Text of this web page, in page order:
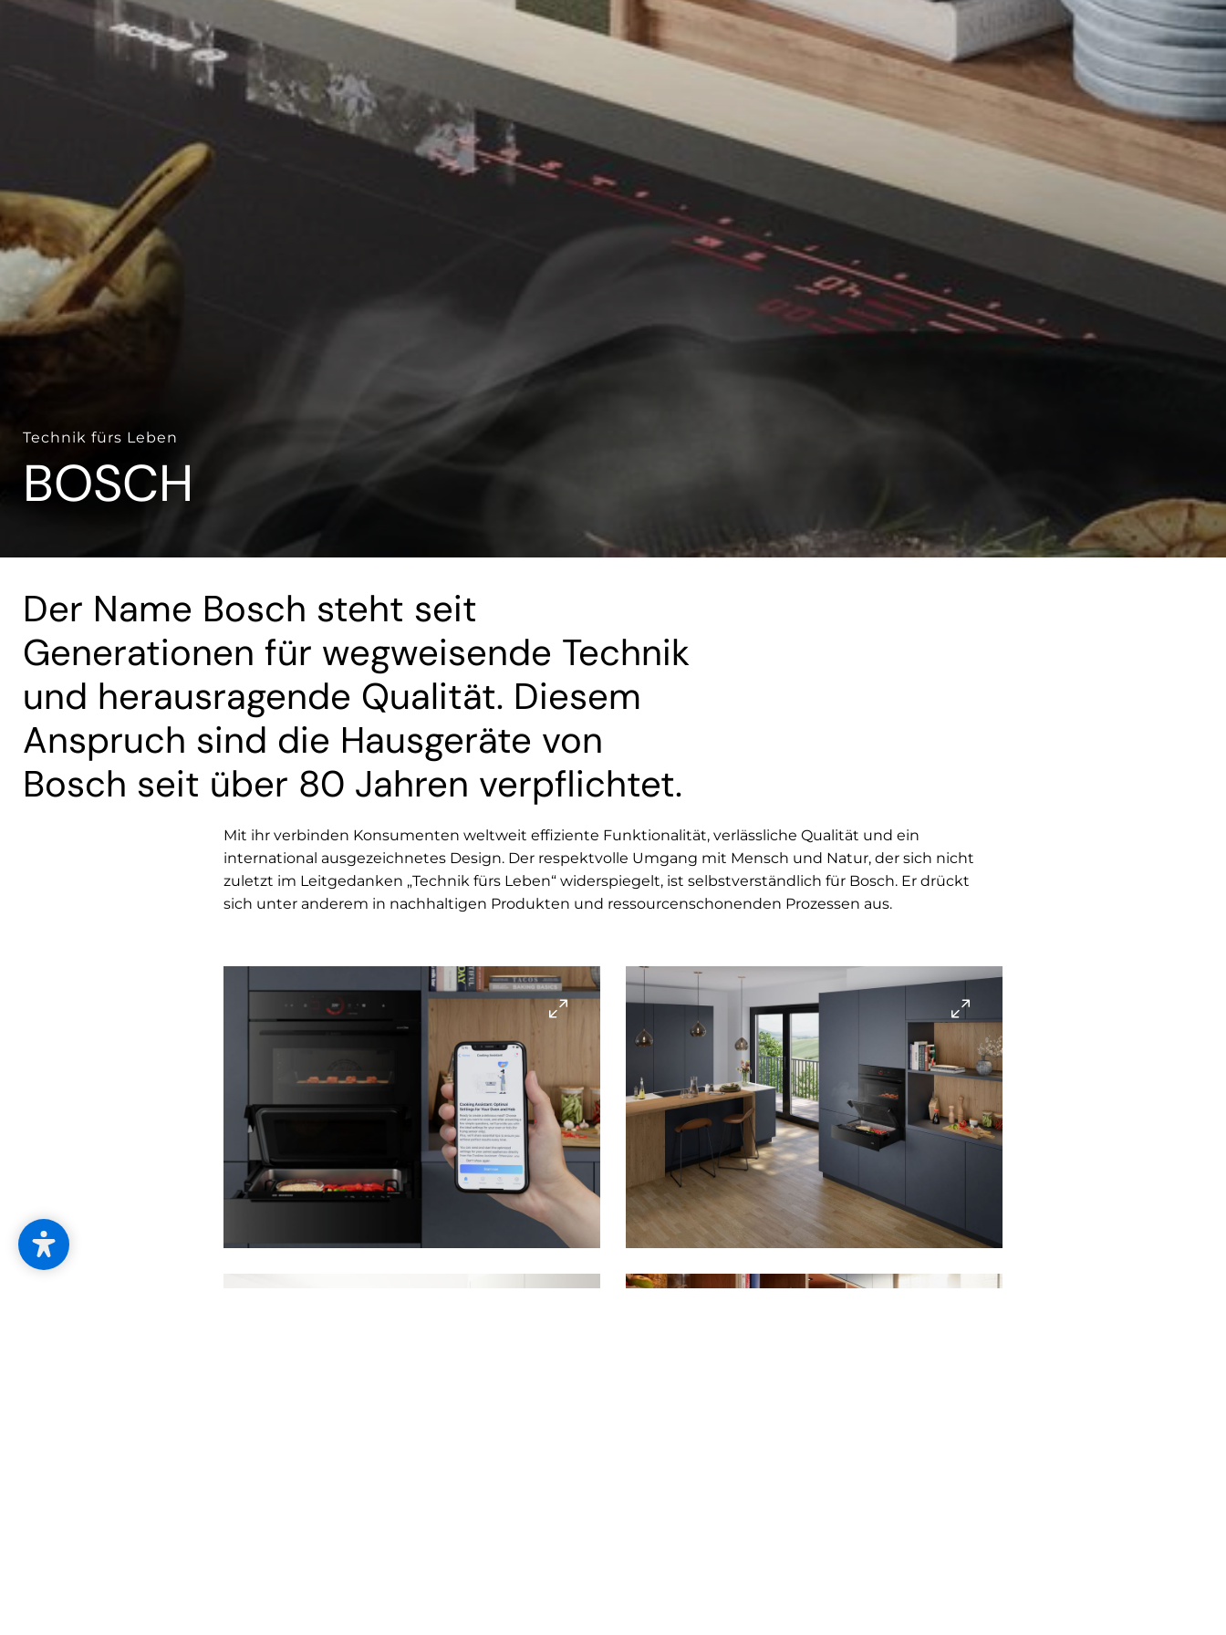
Technik fürs Leben
BOSCH
Der Name Bosch steht seit
Generationen für wegweisende Technik
und herausragende Qualität. Diesem
Anspruch sind die Hausgeräte von
Bosch seit über 80 Jahren verpflichtet.
Mit ihr verbinden Konsumenten weltweit effiziente Funktionalität, verlässliche Qualität und ein
international ausgezeichnetes Design. Der respektvolle Umgang mit Mensch und Natur, der sich nicht
zuletzt im Leitgedanken „Technik fürs Leben“ widerspiegelt, ist selbstverständlich für Bosch. Er drückt
sich unter anderem in nachhaltigen Produkten und ressourcenschonenden Prozessen aus.